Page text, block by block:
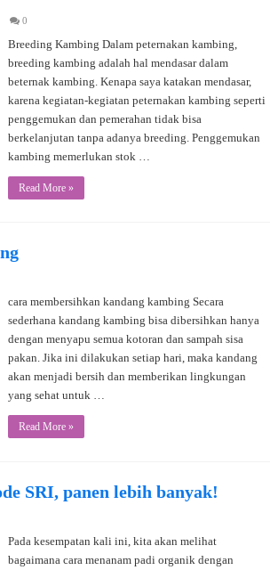
0
Breeding Kambing Dalam peternakan kambing,
breeding kambing adalah hal mendasar dalam
beternak kambing. Kenapa saya katakan mendasar,
karena kegiatan-kegiatan peternakan kambing seperti
penggemukan dan pemerahan tidak bisa
berkelanjutan tanpa adanya breeding. Penggemukan
kambing memerlukan stok …
Read More »
cara membersihkan kandang kambing Secara
sederhana kandang kambing bisa dibersihkan hanya
dengan menyapu semua kotoran dan sampah sisa
pakan. Jika ini dilakukan setiap hari, maka kandang
akan menjadi bersih dan memberikan lingkungan
yang sehat untuk …
Read More »
SRI, panen lebih banyak!
Pada kesempatan kali ini, kita akan melihat
bagaimana cara menanam padi organik dengan